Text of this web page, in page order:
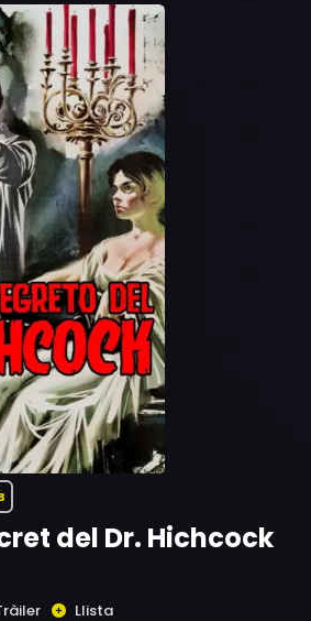
del Dr. Hichcock
Llista